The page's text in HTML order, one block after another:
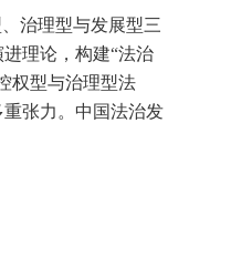
治理型与发展型三
理论，构建“法治
权型与治理型法
张力。中国法治发